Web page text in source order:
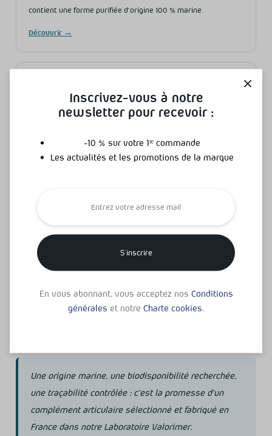
contient une forme purifiée d’origine 100 % marine.
Découvrir →
Chondroïtine marine
glucosamine au sein du cartilage — un duo que l’on retrouve
dans l’Arthro Confort Plus.
Calcium marin & lithothamne
Le lithothamne, algue rouge naturellement concentrée en
d’une ossature normale — le socle d’articulations solides.
Une origine marine, une biodisponibilité recherchée,
une traçabilité contrôlée : c’est la promesse d’un
complément articulaire sélectionné et fabriqué en
France dans notre Laboratoire Valorimer.
Inscrivez-vous à notre
newsletter pour recevoir :
-10 % sur votre 1ʳᵉ commande
Les actualités et les promotions de la marque
En vous abonnant, vous acceptez nos Conditions
générales et notre Charte cookies